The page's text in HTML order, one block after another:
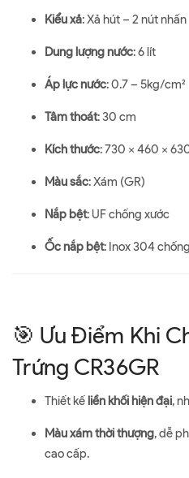
Kiểu xả: Xả hút – 2 nút nhấn
Dung lượng nước: 6 lít
Áp lực nước: 0.7 – 5kg/cm²
Tâm thoát: 30 cm
Kích thước: 730 x 460 x
Màu sắc: Xám (GR)
Nắp bệt: UF chống xước
Ốc nắp bệt: Inox 304
🎯 Ưu Điểm Khi
Trứng CR36GR
Thiết kế liền khối hiện đại,
Màu xám thời thượng, dễ
cao cấp.